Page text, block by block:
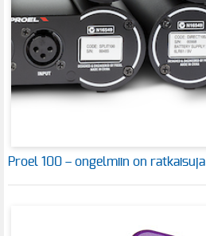
Proel 100 – ongelmiin on ratkaisuja